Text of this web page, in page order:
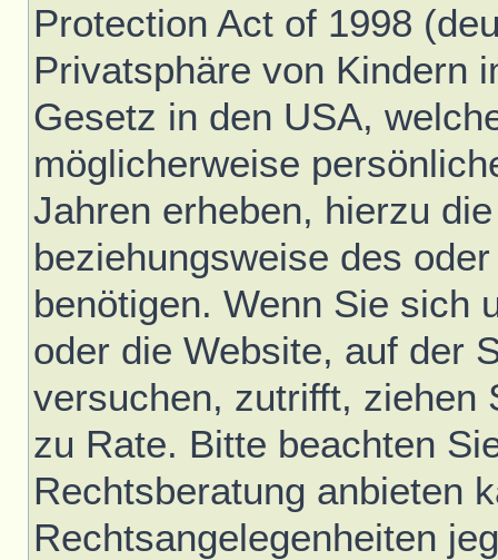
Protection Act of 1998
Privatsphäre von Kindern
Gesetz in den USA,
möglicherweise
Jahren erheben, hierzu
beziehungsweise des
benötigen. Wenn Sie sich
oder die Website, auf der
versuchen, zutrifft, ziehen
zu Rate. Bitte beachten
Rechtsberatung anbieten
Rechtsangelegenheiten